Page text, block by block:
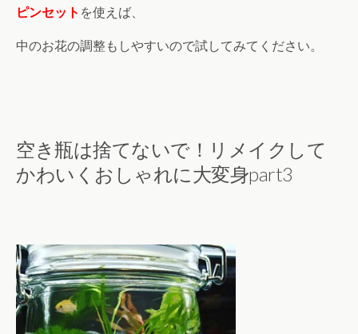
ピンセット を使えば、
中のお花の調整もしやすいので試してみてください。
空き瓶は捨てないで！リメイクして
かわいくおしゃれに大変身part3